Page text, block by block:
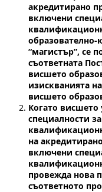
акредитирано
включени
образователно-
“магистър”, се
съответната
висшето
изискванията
висшето
Когато
специалности
на
включени
провежда нова
съответното